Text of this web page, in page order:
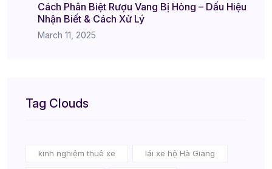
Cách Phân Biệt Rượu Vang Bị Hỏng – Dấu Hiệu
Nhận Biết & Cách Xử Lý
March 11, 2025
Tag Clouds
kinh nghiệm thuê xe lái xe hộ Hà Giang